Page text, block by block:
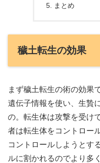
まとめ
穢土転生の効果
まず穢土転生の術の効果
遺伝子情報を使い、生贄
の。転生体は攻撃を受け
者は転生体をコントロー
コントロールしようとす
ルに割かれるのでより多